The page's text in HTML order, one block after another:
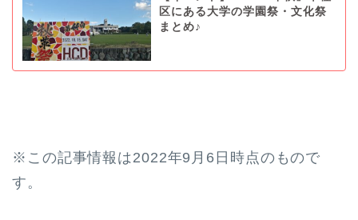
区にある大学の学園祭・文化祭
まとめ♪
※この記事情報は2022年9月6日時点のもので
す。